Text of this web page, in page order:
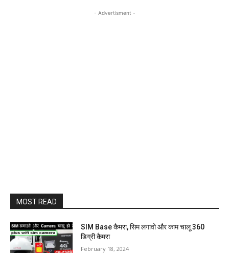
- Advertisment -
MOST READ
SIM Base कैमरा, सिम लगावो और काम चालू 360
डिग्री कैमरा
February 18, 2024